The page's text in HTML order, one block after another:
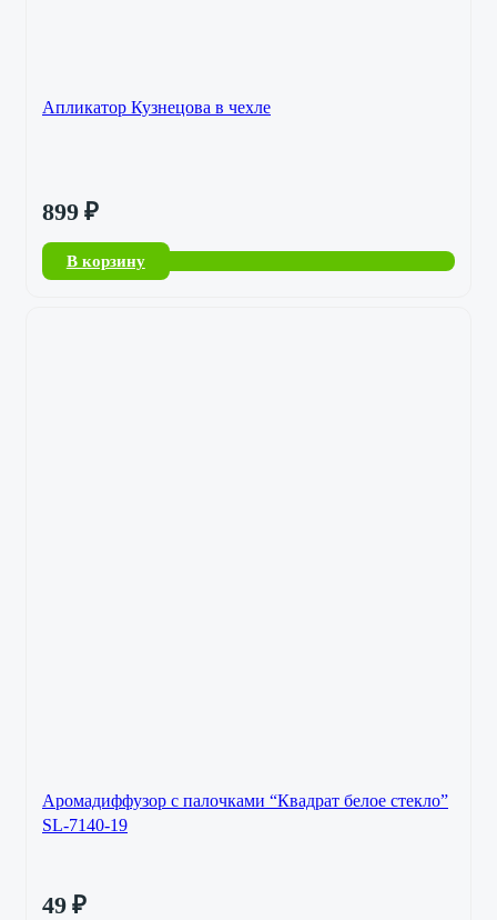
Апликатор Кузнецова в чехле
899 ₽
В корзину
Аромадиффузор с палочками “Квадрат белое стекло”
SL-7140-19
49 ₽